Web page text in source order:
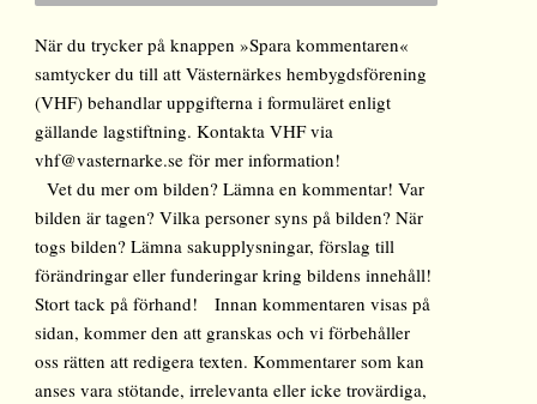
När du trycker på knappen »Spara kommentaren«
samtycker du till att Västernärkes hembygdsförening
(VHF) behandlar uppgifterna i formuläret enligt
gällande lagstiftning. Kontakta VHF via
vhf@vasternarke.se för mer information!
Vet du mer om bilden? Lämna en kommentar! Var
bilden är tagen? Vilka personer syns på bilden? När
togs bilden? Lämna sakupplysningar, förslag till
förändringar eller funderingar kring bildens innehåll!
Stort tack på förhand! Innan kommentaren visas på
sidan, kommer den att granskas och vi förbehåller
oss rätten att redigera texten. Kommentarer som kan
anses vara stötande, irrelevanta eller icke trovärdiga,